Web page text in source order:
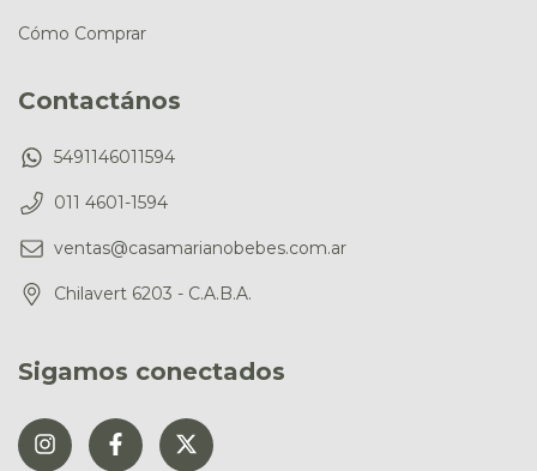
Cómo Comprar
Contactános
5491146011594
011 4601-1594
ventas@casamarianobebes.com.ar
Chilavert 6203 - C.A.B.A.
Sigamos conectados